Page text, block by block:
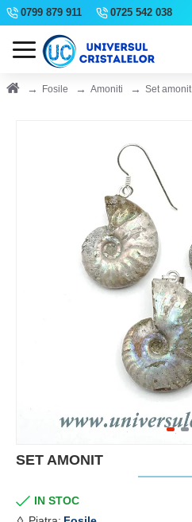
0799 879 911 0725 542 038
Fosile Amoniti Set amonit
SET AMONIT
IN STOC